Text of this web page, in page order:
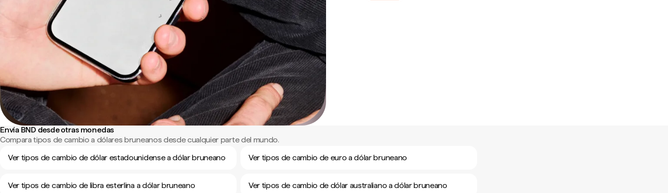
Envía BND desde otras monedas
Compara tipos de cambio a dólares bruneanos desde cualquier parte del mundo.
Ver tipos de cambio de dólar estadounidense a dólar bruneano
Ver tipos de cambio de euro a dólar bruneano
Ver tipos de cambio de libra esterlina a dólar bruneano Ver tipos de cambio de dólar australiano a dólar bruneano